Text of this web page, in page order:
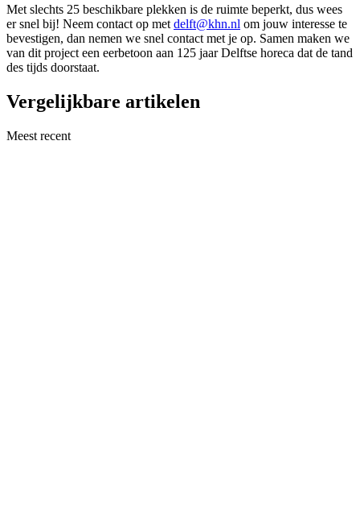
Met slechts 25 beschikbare plekken is de ruimte beperkt, dus wees
er snel bij! Neem contact op met delft@khn.nl om jouw interesse te
bevestigen, dan nemen we snel contact met je op. Samen maken we
van dit project een eerbetoon aan 125 jaar Delftse horeca dat de tand
des tijds doorstaat.
Vergelijkbare artikelen
Meest recent